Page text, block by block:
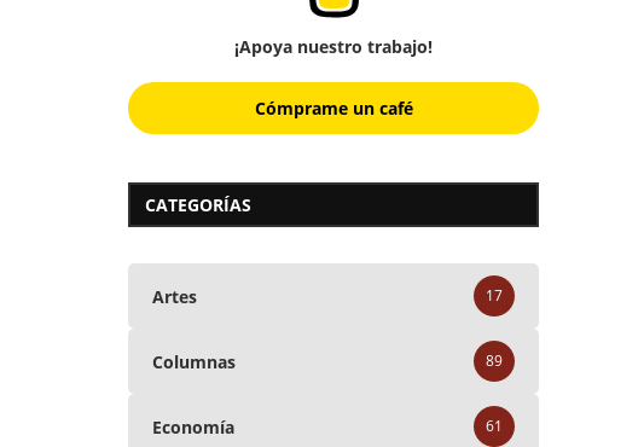
¡Apoya nuestro trabajo!
Cómprame un café
CATEGORÍAS
Artes 17
Columnas 89
Economía 61